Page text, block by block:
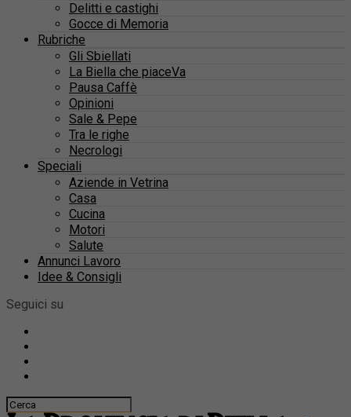
Delitti e castighi
Gocce di Memoria
Rubriche
Gli Sbiellati
La Biella che piaceVa
Pausa Caffè
Opinioni
Sale & Pepe
Tra le righe
Necrologi
Speciali
Aziende in Vetrina
Casa
Cucina
Motori
Salute
Annunci Lavoro
Idee & Consigli
Seguici su